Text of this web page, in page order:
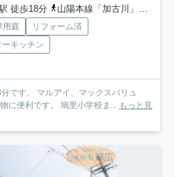
徒歩18分
山陽本線「加古川」駅 徒歩31分
用庭
リフォーム済
ーキッチン
です。 マルアイ、マックスバリュ
に便利です。 鳩里小学校ま... もっと見